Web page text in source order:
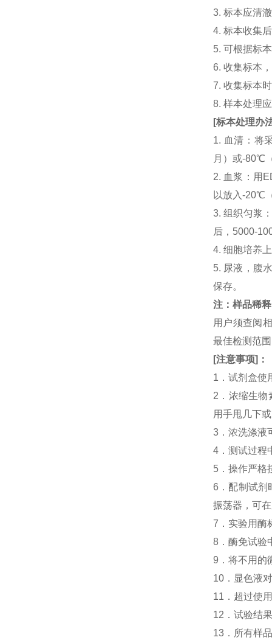
3. 标本应清
4. 标本收集
5. 可根据标
6. 收集标本
7. 收集标本
8. 样本处理
[标本处理办
1. 血清：将
月）或-80℃
2. 血浆：用
以放入-20℃
3. 组织匀浆
后，5000-
4. 细胞培养
5. 尿液，腹
保存。
注：样品稀
用户须查阅
最佳检测范
[注意事项] ：
1．试剂盒使
2．浓缩生物
用手甩几下
3．浓洗涤液
4．测试过程
5．操作严格
6．配制试剂
振荡器，可
7．实验用酶
8．酶免试验
9．将不用的
10．显色液
11．超过使
12．试验结
13．所有样